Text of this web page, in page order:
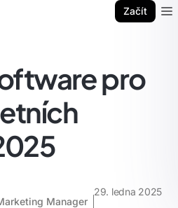
Začít
pro
Manager
29. ledna 2025